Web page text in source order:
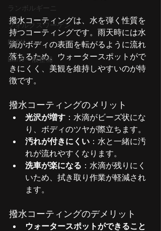
ランボルギーニ
フォルクスワーゲン
BMW
BMW一般整備
撥水コーティングは、水を弾く性質を
持つコーティングです。雨天時には水
滴がボディの表面を転がるように流れ
落ちるため、ウォータースポットがで
きにくく、美観を維持しやすいのが特
徴です。
撥水コーティングのメリット
光沢が増す ：水滴がビーズ状にな
り、ボディのツヤが際立ちます。
汚れが付きにくい ：水と一緒に汚
れが流れやすくなります。
洗車が楽になる ：水滴が残りにく
いため、拭き取り作業が軽減され
ます。
撥水コーティングのデメリット
ウォータースポットができること